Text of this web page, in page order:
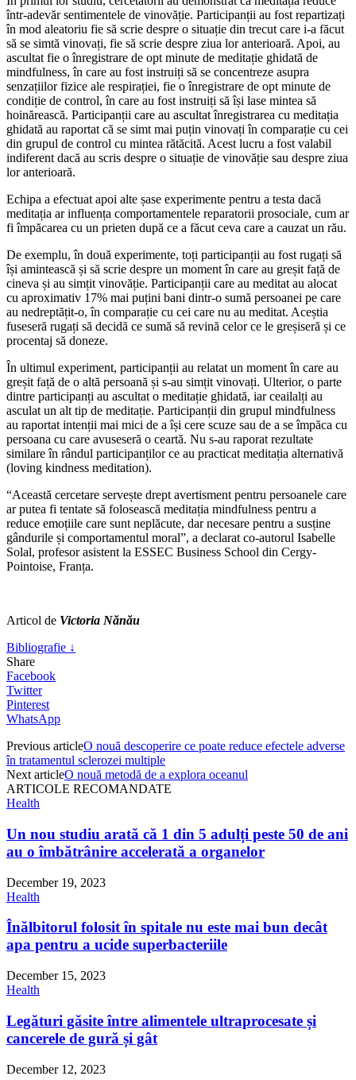
într-adevăr sentimentele de vinovăție. Participanții au fost repartizați
în mod aleatoriu fie să scrie despre o situație din trecut care i-a făcut
să se simtă vinovați, fie să scrie despre ziua lor anterioară. Apoi, au
ascultat fie o înregistrare de opt minute de meditație ghidată de
mindfulness, în care au fost instruiți să se concentreze asupra
senzațiilor fizice ale respirației, fie o înregistrare de opt minute de
condiție de control, în care au fost instruiți să își lase mintea să
hoinărească. Participanții care au ascultat înregistrarea cu meditația
ghidată au raportat că se simt mai puțin vinovați în comparație cu cei
din grupul de control cu mintea rătăcită. Acest lucru a fost valabil
indiferent dacă au scris despre o situație de vinovăție sau despre ziua
lor anterioară.
Echipa a efectuat apoi alte șase experimente pentru a testa dacă
meditația ar influența comportamentele reparatorii prosociale, cum ar
fi împăcarea cu un prieten după ce a făcut ceva care a cauzat un rău.
De exemplu, în două experimente, toți participanții au fost rugați să
își amintească și să scrie despre un moment în care au greșit față de
cineva și au simțit vinovăție. Participanții care au meditat au alocat
cu aproximativ 17% mai puțini bani dintr-o sumă persoanei pe care
au nedreptățit-o, în comparație cu cei care nu au meditat. Aceștia
fuseseră rugați să decidă ce sumă să revină celor ce le greșiseră și ce
procentaj să doneze.
În ultimul experiment, participanții au relatat un moment în care au
greșit față de o altă persoană și s-au simțit vinovați. Ulterior, o parte
dintre participanți au ascultat o meditație ghidată, iar ceailalți au
asculat un alt tip de meditație. Participanții din grupul mindfulness
au raportat intenții mai mici de a își cere scuze sau de a se împăca cu
persoana cu care avuseseră o ceartă. Nu s-au raporat rezultate
similare în rândul participanților ce au practicat meditația alternativă
(loving kindness meditation).
“Această cercetare servește drept avertisment pentru persoanele care
ar putea fi tentate să folosească meditația mindfulness pentru a
reduce emoțiile care sunt neplăcute, dar necesare pentru a susține
gândurile și comportamentul moral”, a declarat co-autorul Isabelle
Solal, profesor asistent la ESSEC Business School din Cergy-
Pointoise, Franța.
Articol de Victoria Nănău
Bibliografie ↓
Share
Facebook
Twitter
Pinterest
WhatsApp
Previous articleO nouă descoperire ce poate reduce efectele adverse
în tratamentul sclerozei multiple
Next articleO nouă metodă de a explora oceanul
ARTICOLE RECOMANDATE
Health
Un nou studiu arată că 1 din 5 adulți peste 50 de ani
au o îmbătrânire accelerată a organelor
December 19, 2023
Health
Înălbitorul folosit în spitale nu este mai bun decât
apa pentru a ucide superbacteriile
December 15, 2023
Health
Legături găsite între alimentele ultraprocesate și
cancerele de gură și gât
December 12, 2023